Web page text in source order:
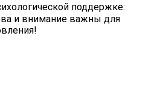
поддержке:
и внимание важны для